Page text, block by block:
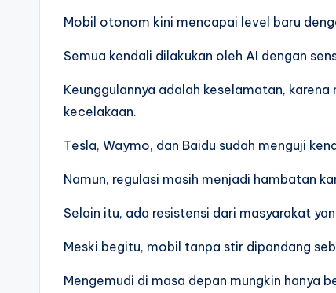
Mobil otonom kini mencapai level baru
Semua kendali dilakukan oleh AI dengan
Keunggulannya adalah keselamatan,
kecelakaan.
Tesla, Waymo, dan Baidu sudah menguji
Namun, regulasi masih menjadi hambatan
Selain itu, ada resistensi dari masyarakat
Meski begitu, mobil tanpa stir dipandang
Mengemudi di masa depan mungkin hanya